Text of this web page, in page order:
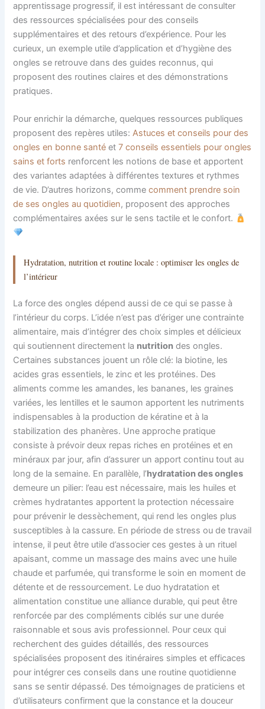
apprentissage progressif, il est intéressant de consulter
des ressources spécialisées pour des conseils
supplémentaires et des retours d’expérience. Pour les
curieux, un exemple utile d’application et d’hygiène des
ongles se retrouve dans des guides reconnus, qui
proposent des routines claires et des démonstrations
pratiques.
Pour enrichir la démarche, quelques ressources publiques
proposent des repères utiles:Astuces et conseils pour des
ongles en bonne santé et7 conseils essentiels pour ongles
sains et forts renforcent les notions de base et apportent
des variantes adaptées à différentes textures et rythmes
de vie. D’autres horizons, commecomment prendre soin
de ses ongles au quotidien, proposent des approches
complémentaires axées sur le sens tactile et le confort.
Hydratation, nutrition et routine locale : optimiser les ongles de
l’intérieur
La force des ongles dépend aussi de ce qui se passe à
l’intérieur du corps. L’idée n’est pas d’ériger une contrainte
alimentaire, mais d’intégrer des choix simples et délicieux
qui soutiennent directement la nutrition des ongles.
Certaines substances jouent un rôle clé: la biotine, les
acides gras essentiels, le zinc et les protéines. Des
aliments comme les amandes, les bananes, les graines
variées, les lentilles et le saumon apportent les nutriments
indispensables à la production de kératine et à la
stabilization des phanères. Une approche pratique
consiste à prévoir deux repas riches en protéines et en
minéraux par jour, afin d’assurer un apport continu tout au
long de la semaine. En parallèle, l’hydratation des ongles
demeure un pilier: l’eau est nécessaire, mais les huiles et
crèmes hydratantes apportent la protection nécessaire
pour prévenir le dessèchement, qui rend les ongles plus
susceptibles à la cassure. En période de stress ou de travail
intense, il peut être utile d’associer ces gestes à un rituel
apaisant, comme un massage des mains avec une huile
chaude et parfumée, qui transforme le soin en moment de
détente et de ressourcement. Le duo hydratation et
alimentation constitue une alliance durable, qui peut être
renforcée par des compléments ciblés sur une durée
raisonnable et sous avis professionnel. Pour ceux qui
recherchent des guides détaillés, des ressources
spécialisées proposent des itinéraires simples et efficaces
pour intégrer ces conseils dans une routine quotidienne
sans se sentir dépassé. Des témoignages de praticiens et
d’utilisateurs confirment que la constance et la douceur